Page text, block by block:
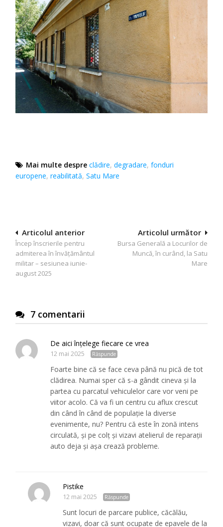
Mai multe despre clădire,degradare,fonduri
europene,reabilitată,Satu Mare
Navigare
în
articole
Articolul următor
Bursa Generală a Locurilor de
Muncă, în curând, la Satu
Mare
Articolul anterior
Încep înscrierile pentru
admiterea în învățământul
militar – sesiunea iunie-
august 2025
7 comentarii
De aici înțelege fiecare ce vrea
12 mai 2025 Răspunde
Foarte bine că se face ceva până nu pică de tot
clădirea. Numai sper că s-a gândit cineva și la
partea cu parcatul vehiculelor care vor veni pe
viitor acolo. Că va fi un centru cu aflux crescut
din când în când de populație la diverse
evenimente, nu? Pentru că este în zonă intens
circulată, și pe colț și vizavi atelierul de reparații
auto deja și așa crează probleme.
Pistike
12 mai 2025 Răspunde
Sunt locuri de parcare publice, căcălău,
vizavi, doar că sunt ocupate de epavele de la